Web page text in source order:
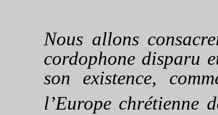
Nous allons
cordophone disparu
son existence,
l’Europe chrétienne